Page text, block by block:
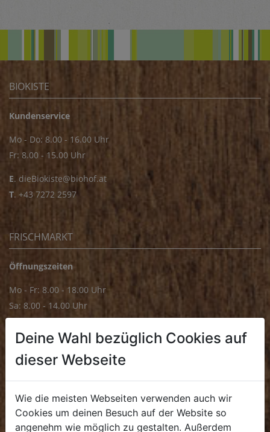
BIOKISTE
Kundenservice
Mo - Do: 8.00 - 16.00 Uhr
Fr: 8.00 - 15.00 Uhr
E. dieBiokiste@biohof.at
T. +43 7272 2597
FRISCHMARKT
Öffnungszeiten
Mo - Fr: 8.00 - 18.00 Uhr
Sa: 8.00 - 14.00 Uhr
Mo - Fr: 8.00 - 16.00 Uhr
. +43 7272 4859 70
Deine Wahl bezüglich Cookies auf
dieser Webseite
Wie die meisten Webseiten verwenden auch wir
Cookies um deinen Besuch auf der Website so
angenehm wie möglich zu gestalten. Außerdem